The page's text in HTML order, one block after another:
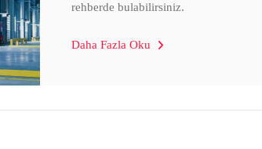
rehberde bulabilirsiniz.
Daha Fazla Oku